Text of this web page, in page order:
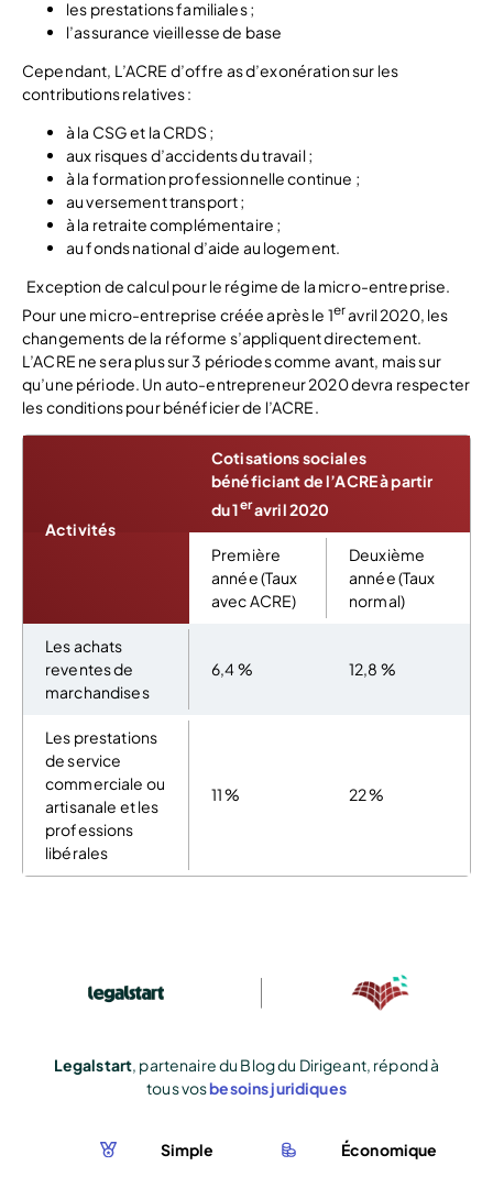
les prestations familiales ;
l’assurance vieillesse de base
Cependant, L’ACRE d’offre as d’exonération sur les
contributions relatives :
à la CSG et la CRDS ;
aux risques d’accidents du travail ;
à la formation professionnelle continue ;
au versement transport ;
à la retraite complémentaire ;
au fonds national d’aide au logement.
Exception de calcul pour le régime de la micro-entreprise.
Pour une micro-entreprise créée après le 1eravril 2020, les
changements de la réforme s’appliquent directement.
L’ACRE ne sera plus sur 3 périodes comme avant, mais sur
qu’une période. Un auto-entrepreneur 2020 devra respecter
les conditions pour bénéficier de l’ACRE.
Activités
Cotisations sociales
bénéficiant de l’ACRE à partir
du 1eravril 2020
Première
année (Taux
avec ACRE)
Deuxième
année (Taux
normal)
Les achats
reventes de
marchandises
6,4 % 12,8 %
Les prestations
de service
commerciale ou
artisanale et les
professions
libérales
11 % 22 %
Legalstart, partenaire du Blog du Dirigeant, répond à
tous vosbesoins juridiques
Simple Économique